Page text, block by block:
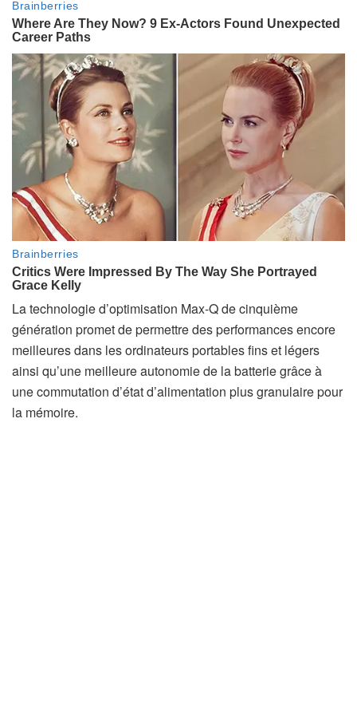
La technologie d’optimisation Max-Q de cinquième
génération promet de permettre des performances encore
meilleures dans les ordinateurs portables fins et légers
ainsi qu’une meilleure autonomie de la batterie grâce à
une commutation d’état d’alimentation plus granulaire pour
la mémoire.